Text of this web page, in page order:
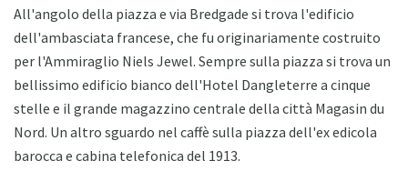
All'angolo della piazza e via Bredgade si trova l'edificio
dell'ambasciata francese, che fu originariamente costruito
per l'Ammiraglio Niels Jewel. Sempre sulla piazza si trova un
bellissimo edificio bianco dell'Hotel Dangleterre a cinque
stelle e il grande magazzino centrale della città Magasin du
Nord. Un altro sguardo nel caffè sulla piazza dell'ex edicola
barocca e cabina telefonica del 1913.